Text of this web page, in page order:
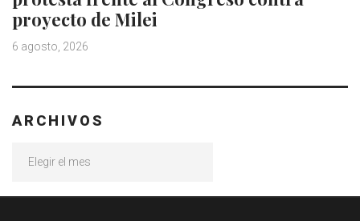
proyecto de Milei
6 agosto, 2026
ARCHIVOS